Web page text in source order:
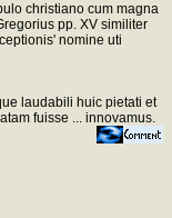
christiano cum magna
pp. XV similiter
nomine uti
laudabili huic pietati et
fuisse ... innovamus.